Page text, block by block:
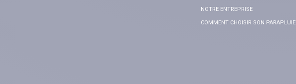
NOTRE ENTREPRISE
COMMENT CHOISIR SON PARAPLUIE